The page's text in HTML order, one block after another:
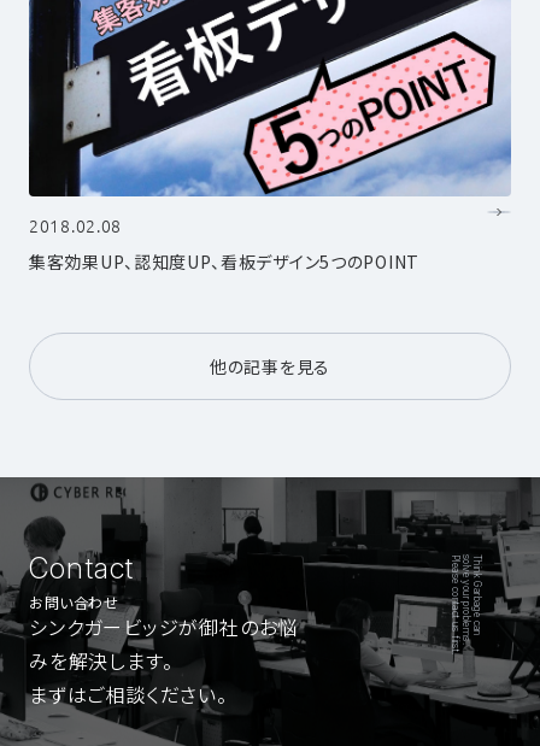
2018.02.08
集客効果UP、認知度UP、看板デザイン5つのPOINT
他の記事を見る
Contact
お問い合わせ
シンクガービッジが御社のお悩
みを解決します。
まずはご相談ください。
Think Garbage can
solve your problems.
Please contact us first.